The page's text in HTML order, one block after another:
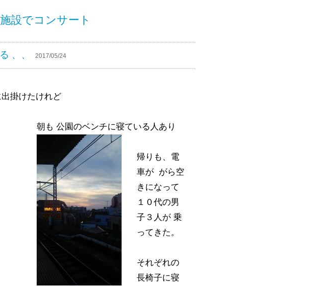
設でコンサート
、、 2017/05/24
掛けたけれど
朝も 公園のベンチに寝ている人あり
帰りも、電
車が がら空
きになって
１０代の男
子３人が 乗
ってきた。
それぞれの
長椅子に寝